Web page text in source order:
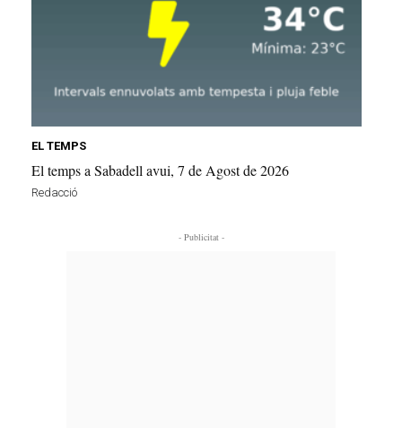
EL TEMPS
El temps a Sabadell avui, 7 de Agost de 2026
Redacció
- Publicitat -